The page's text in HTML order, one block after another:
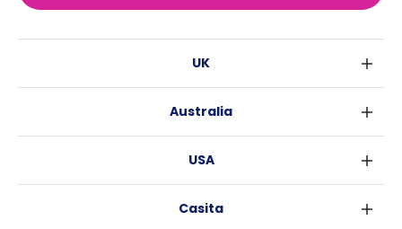
UK
เอดินเบอระ
Australia
บริสเบน
USA
Casita